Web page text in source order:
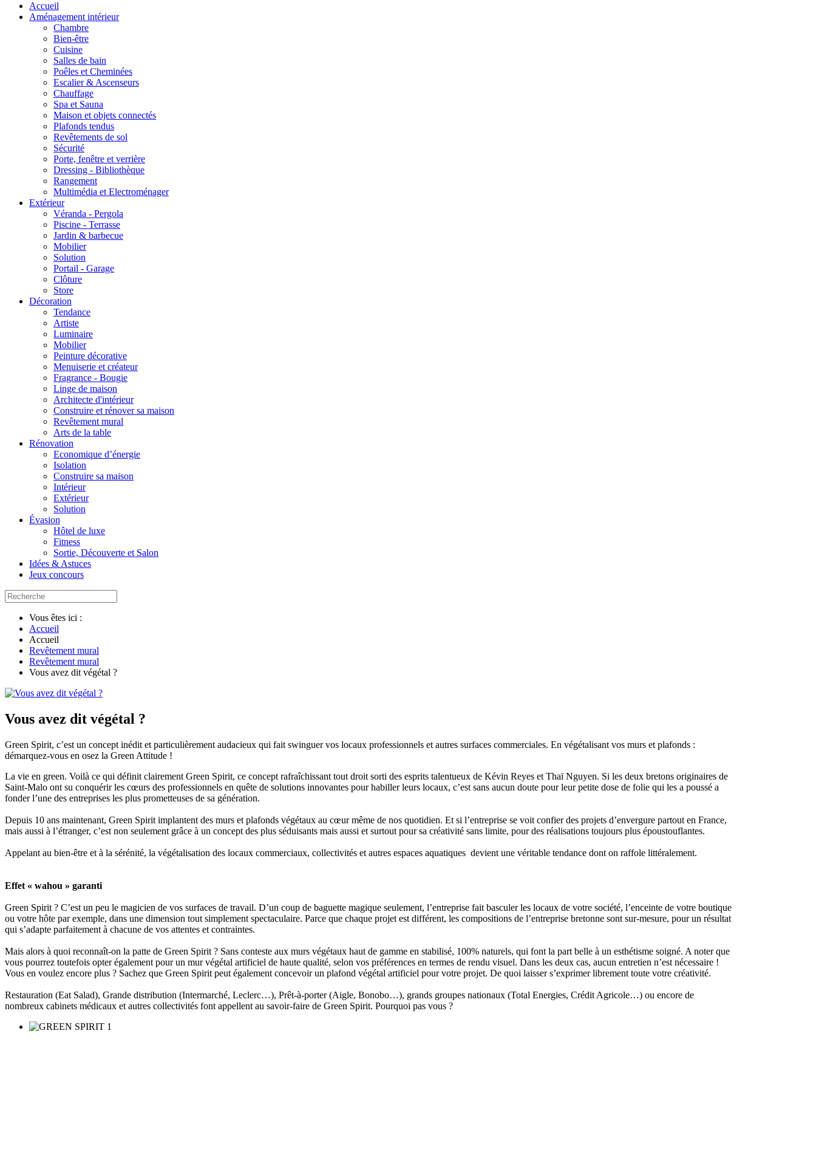
Accueil
Aménagement intérieur
Chambre
Bien-être
Cuisine
Salles de bain
Poêles et Cheminées
Escalier & Ascenseurs
Chauffage
Spa et Sauna
Maison et objets connectés
Plafonds tendus
Revêtements de sol
Sécurité
Porte, fenêtre et verrière
Dressing - Bibliothèque
Rangement
Multimédia et Electroménager
Extérieur
Véranda - Pergola
Piscine - Terrasse
Jardin & barbecue
Mobilier
Solution
Portail - Garage
Clôture
Store
Décoration
Tendance
Artiste
Luminaire
Mobilier
Peinture décorative
Menuiserie et créateur
Fragrance - Bougie
Linge de maison
Architecte d'intérieur
Construire et rénover sa maison
Revêtement mural
Arts de la table
Rénovation
Economique d’énergie
Isolation
Construire sa maison
Intérieur
Extérieur
Solution
Évasion
Hôtel de luxe
Fitness
Sortie, Découverte et Salon
Idées & Astuces
Jeux concours
Vous êtes ici :
Accueil
Accueil
Revêtement mural
Revêtement mural
Vous avez dit végétal ?
Vous avez dit végétal ?
Green Spirit, c’est un concept inédit et particulièrement audacieux qui fait swinguer vos locaux professionnels et autres surfaces commerciales. En végétalisant vos murs et plafonds :
démarquez-vous en osez la Green Attitude !
La vie en green. Voilà ce qui définit clairement Green Spirit, ce concept rafraîchissant tout droit sorti des esprits talentueux de Kévin Reyes et Thaï Nguyen. Si les deux bretons originaires de
Saint-Malo ont su conquérir les cœurs des professionnels en quête de solutions innovantes pour habiller leurs locaux, c’est sans aucun doute pour leur petite dose de folie qui les a poussé a
fonder l’une des entreprises les plus prometteuses de sa génération.
Depuis 10 ans maintenant, Green Spirit implantent des murs et plafonds végétaux au cœur même de nos quotidien. Et si l’entreprise se voit confier des projets d’envergure partout en France,
mais aussi à l’étranger, c’est non seulement grâce à un concept des plus séduisants mais aussi et surtout pour sa créativité sans limite, pour des réalisations toujours plus époustouflantes.
Appelant au bien-être et à la sérénité, la végétalisation des locaux commerciaux, collectivités et autres espaces aquatiques devient une véritable tendance dont on raffole littéralement.
Effet « wahou » garanti
Green Spirit ? C’est un peu le magicien de vos surfaces de travail. D’un coup de baguette magique seulement, l’entreprise fait basculer les locaux de votre société, l’enceinte de votre boutique
ou votre hôte par exemple, dans une dimension tout simplement spectaculaire. Parce que chaque projet est différent, les compositions de l’entreprise bretonne sont sur-mesure, pour un résultat
qui s’adapte parfaitement à chacune de vos attentes et contraintes.
Mais alors à quoi reconnaît-on la patte de Green Spirit ? Sans conteste aux murs végétaux haut de gamme en stabilisé, 100% naturels, qui font la part belle à un esthétisme soigné. A noter que
vous pourrez toutefois opter également pour un mur végétal artificiel de haute qualité, selon vos préférences en termes de rendu visuel. Dans les deux cas, aucun entretien n’est nécessaire !
Vous en voulez encore plus ? Sachez que Green Spirit peut également concevoir un plafond végétal artificiel pour votre projet. De quoi laisser s’exprimer librement toute votre créativité.
Restauration (Eat Salad), Grande distribution (Intermarché, Leclerc…), Prêt-à-porter (Aigle, Bonobo…), grands groupes nationaux (Total Energies, Crédit Agricole…) ou encore de
nombreux cabinets médicaux et autres collectivités font appellent au savoir-faire de Green Spirit. Pourquoi pas vous ?